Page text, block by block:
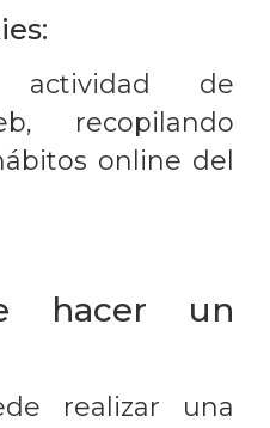
actividad de
recopilando
online del
hacer un
realizar una